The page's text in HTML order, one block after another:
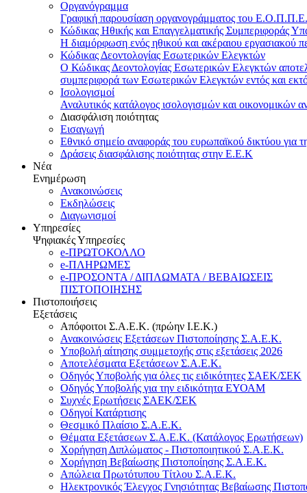
Οργανόγραμμα
Γραφική παρουσίαση οργανογράμματος του
Κώδικας Ηθικής και Επαγγελματικής Συμπεριφοράς
Η διαμόρφωση ενός ηθικού και ακέραιου εργασιακού
Κώδικας Δεοντολογίας Εσωτερικών Ελεγκτών
Ο Κώδικας Δεοντολογίας Εσωτερικών Ελεγκτών
συμπεριφορά των Εσωτερικών Ελεγκτών εντός και
Ισολογισμοί
Αναλυτικός κατάλογος ισολογισμών και οικονομικών
Διασφάλιση ποιότητας
Εισαγωγή
Εθνικό σημείο αναφοράς του ευρωπαϊκού δικτύου για
Δράσεις διασφάλισης ποιότητας στην Ε.Ε.Κ
Νέα
Ενημέρωση
Ανακοινώσεις
Εκδηλώσεις
Διαγωνισμοί
Υπηρεσίες
Ψηφιακές Υπηρεσίες
e-ΠΡΩΤΟΚΟΛΛΟ
e-ΠΛΗΡΩΜΕΣ
e-ΠΡΟΣΟΝΤΑ / ΔΙΠΛΩΜΑΤΑ / ΒΕΒΑΙΩΣΕΙΣ
ΠΙΣΤΟΠΟΙΗΣΗΣ
Πιστοποιήσεις
Εξετάσεις
Απόφοιτοι Σ.Α.Ε.Κ. (πρώην Ι.Ε.Κ.)
Ανακοινώσεις Εξετάσεων Πιστοποίησης Σ.Α.Ε.Κ.
Υποβολή αίτησης συμμετοχής στις εξετάσεις 2026
Αποτελέσματα Εξετάσεων Σ.Α.Ε.Κ.
Οδηγός Υποβολής για όλες τις ειδικότητες ΣΑΕΚ/ΣΕΚ
Οδηγός Υποβολής για την ειδικότητα ΕΥΟΑΜ
Συχνές Ερωτήσεις ΣΑΕΚ/ΣΕΚ
Οδηγοί Κατάρτισης
Θεσμικό Πλαίσιο Σ.Α.Ε.Κ.
Θέματα Εξετάσεων Σ.Α.Ε.Κ. (Κατάλογος Ερωτήσεων)
Χορήγηση Διπλώματος - Πιστοποιητικού Σ.Α.Ε.Κ.
Χορήγηση Βεβαίωσης Πιστοποίησης Σ.Α.Ε.Κ.
Απώλεια Πρωτότυπου Τίτλου Σ.Α.Ε.Κ.
Ηλεκτρονικός Έλεγχος Γνησιότητας Βεβαίωσης